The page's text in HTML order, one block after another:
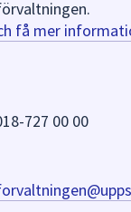
få mer
727 00 00